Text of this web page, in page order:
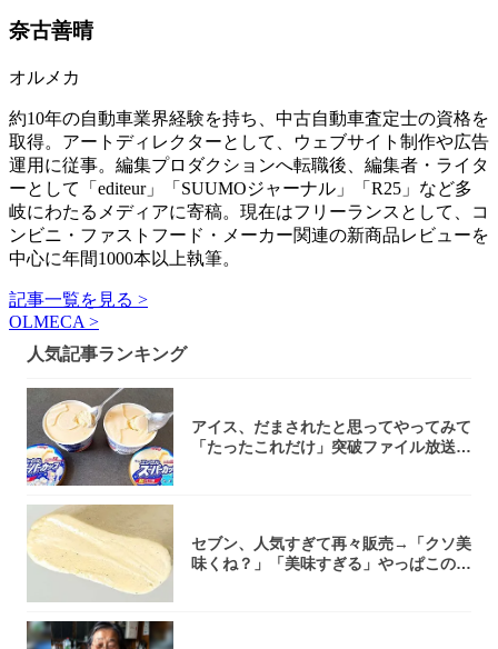
奈古善晴
オルメカ
約10年の自動車業界経験を持ち、中古自動車査定士の資格を
取得。アートディレクターとして、ウェブサイト制作や広告
運用に従事。編集プロダクションへ転職後、編集者・ライタ
ーとして「editeur」「SUUMOジャーナル」「R25」など多
岐にわたるメディアに寄稿。現在はフリーランスとして、コ
ンビニ・ファストフード・メーカー関連の新商品レビューを
中心に年間1000本以上執筆。
記事一覧を見る >
OLMECA >
人気記事ランキング
アイス、だまされたと思ってやってみて
「たったこれだけ」突破ファイル放送で
セブン、人気すぎて再々販売→「クソ美
味くね？」「美味すぎる」やっぱこのク